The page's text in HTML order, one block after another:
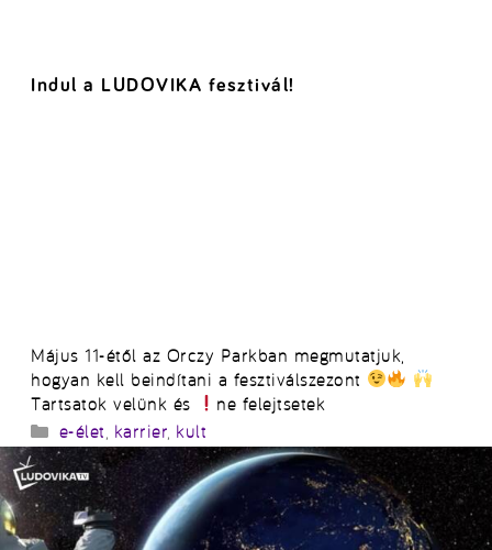
Indul a LUDOVIKA fesztivál!
Május 11-étől az Orczy Parkban megmutatjuk,
hogyan kell beindítani a fesztiválszezont
Tartsatok velünk és
ne felejtsetek
Kategória
e-élet karrier kult